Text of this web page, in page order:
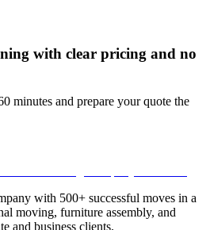
with clear pricing and no
minutes and prepare your quote the
with 500+ successful moves in a
moving, furniture assembly, and
and business clients.